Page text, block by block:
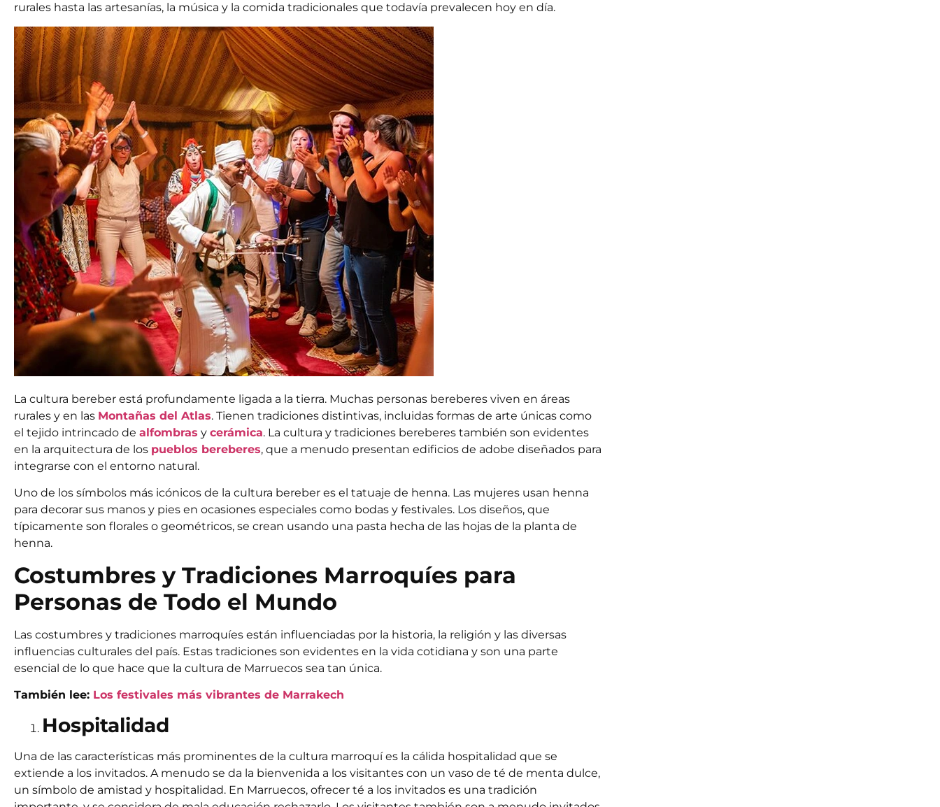
rurales hasta las artesanías, la música y la comida tradicionales que todavía prevalecen hoy en día.
La cultura bereber está profundamente ligada a la tierra. Muchas personas bereberes viven en áreas
rurales y en las Montañas del Atlas. Tienen tradiciones distintivas, incluidas formas de arte únicas como
el tejido intrincado de alfombras y cerámica. La cultura y tradiciones bereberes también son evidentes
en la arquitectura de los pueblos bereberes, que a menudo presentan edificios de adobe diseñados para
integrarse con el entorno natural.
Uno de los símbolos más icónicos de la cultura bereber es el tatuaje de henna. Las mujeres usan henna
para decorar sus manos y pies en ocasiones especiales como bodas y festivales. Los diseños, que
típicamente son florales o geométricos, se crean usando una pasta hecha de las hojas de la planta de
henna.
Costumbres y Tradiciones Marroquíes para
Personas de Todo el Mundo
Las costumbres y tradiciones marroquíes están influenciadas por la historia, la religión y las diversas
influencias culturales del país. Estas tradiciones son evidentes en la vida cotidiana y son una parte
esencial de lo que hace que la cultura de Marruecos sea tan única.
También lee: Los festivales más vibrantes de Marrakech
Hospitalidad
Una de las características más prominentes de la cultura marroquí es la cálida hospitalidad que se
extiende a los invitados. A menudo se da la bienvenida a los visitantes con un vaso de té de menta dulce,
un símbolo de amistad y hospitalidad. En Marruecos, ofrecer té a los invitados es una tradición